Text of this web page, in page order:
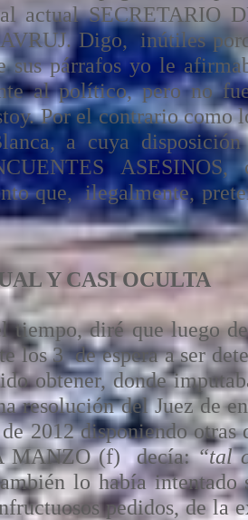
actual SECRETARIO
Digo, inútiles
párrafos yo le
al político, pero no
Por el contrario como
a cuya
que, ilegalmente,
Y CASI OCULTA
tiempo, diré que luego
los 3 de espera a ser
obtener, donde
resolución del Juez de
2012 disponiendo otras
MANZO (f) decía:“tal
lo había intentado
pedidos, de